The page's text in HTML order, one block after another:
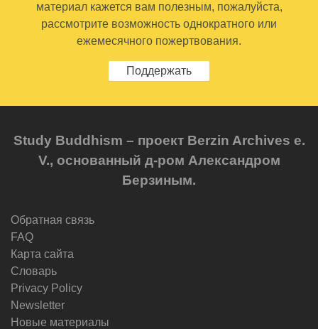
материал кажется вам полезным, пожалуйста,
рассмотрите возможность однократного или
ежемесячного пожертвования.
Поддержать
Study Buddhism – проект Berzin Archives e.
V., основанный д-ром Александром
Берзиным.
Обратная связь
FAQ
Карта сайта
Словарь
Privacy Policy
Newsletter
Новые материалы